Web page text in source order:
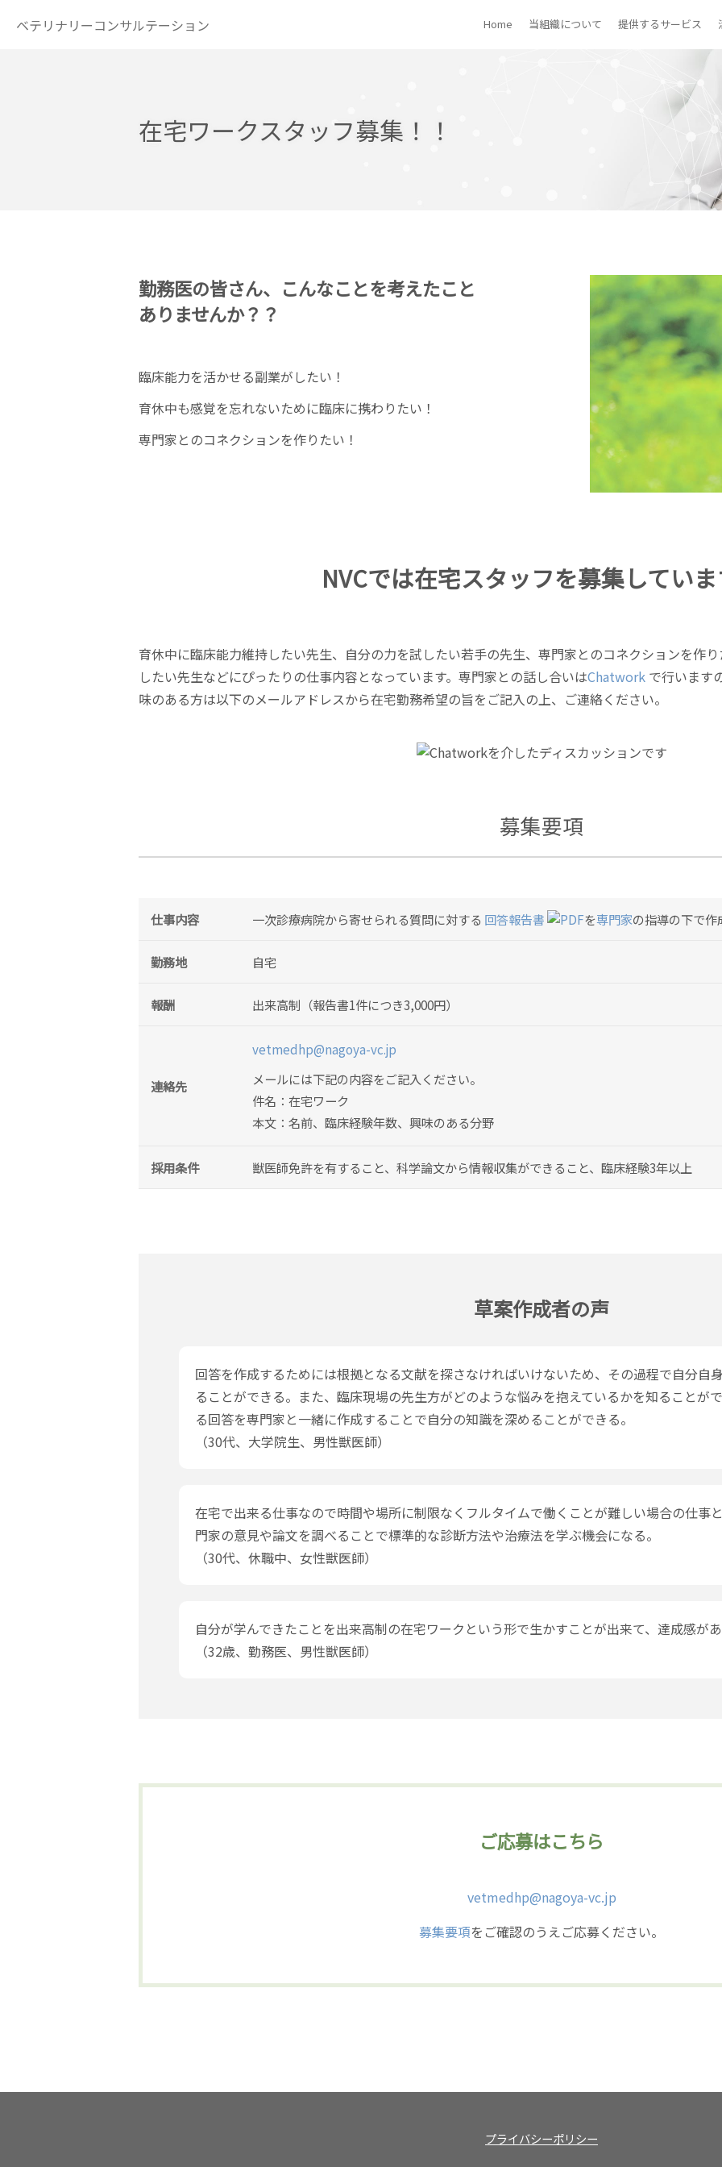
ベテリナリーコンサルテーション Home 当組織について 提供するサービス
在宅ワークスタッフ募集！！
勤務医の皆さん、こんなことを考えたこと
ありませんか？？
臨床能力を活かせる副業がしたい！
育休中も感覚を忘れないために臨床に携わりたい！
専門家とのコネクションを作りたい！
NVCでは在宅スタッフを募集してい
育休中に臨床能力維持したい先生、自分の力を試したい若手の先生、専門家とのコネクションを作
したい先生などにぴったりの仕事内容となっています。専門家との話し合いはChatwork で行います
味のある方は以下のメールアドレスから在宅勤務希望の旨をご記入の上、ご連絡ください。
募集要項
仕事内容 一次診療病院から寄せられる質問に対する 回答報告書 を専門家の指導の下で作
勤務地 自宅
報酬 出来高制（報告書1件につき3,000円）
連絡先
vetmedhp@nagoya-vc.jp
メールには下記の内容をご記入ください。
件名：在宅ワーク
本文：名前、臨床経験年数、興味のある分野
採用条件 獣医師免許を有すること、科学論文から情報収集ができること、臨床経験3年以上
草案作成者の声
回答を作成するためには根拠となる文献を探さなければいけないため、その過程で自分自
ることができる。また、臨床現場の先生方がどのような悩みを抱えているかを知ることが
る回答を専門家と一緒に作成することで自分の知識を深めることができる。
（30代、大学院生、男性獣医師）
在宅で出来る仕事なので時間や場所に制限なくフルタイムで働くことが難しい場合の仕事
門家の意見や論文を調べることで標準的な診断方法や治療法を学ぶ機会になる。
（30代、休職中、女性獣医師）
自分が学んできたことを出来高制の在宅ワークという形で生かすことが出来て、達成感が
（32歳、勤務医、男性獣医師）
ご応募はこちら
vetmedhp@nagoya-vc.jp
募集要項をご確認のうえご応募ください。
プライバシーポリシー